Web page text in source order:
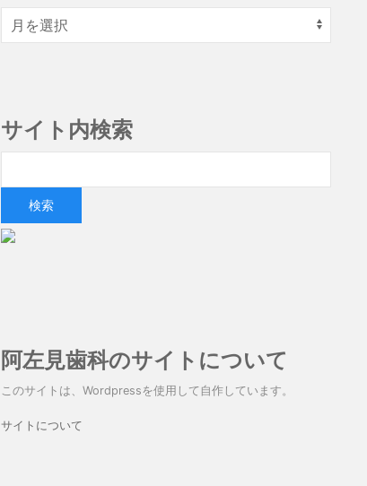
サイト内検索
阿左見歯科のサイトについて
このサイトは、Wordpressを使用して自作しています。
サイトについて